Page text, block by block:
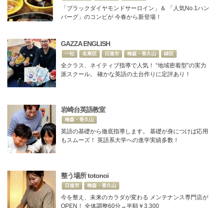
「ブラックダイヤモンドサーロイン」＆ 「人気No.1ハン
バーグ」のコンビが 今春から新登場！
GAZZA ENGLISH
一社 名東区 日進市 梅森・香久山 緑区
全クラス、ネイティブ指導で人気！ “地域密着型”の実力
派スクール。 確かな英語の土台作りに定評あり！
岩崎台英語教室
梅森・香久山
英語の基礎から徹底指導します。 基礎が身につけば応用
もスムーズ！ 英語系大学への進学実績多数！
整う場所 totonoi
日進市 梅森・香久山
今を整え、未来のカラダが変わる メンテナンス専門店が
OPEN！ 全体調整60分→半額￥3,300